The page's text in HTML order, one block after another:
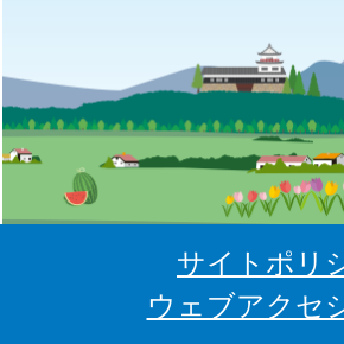
ゅ
う
ぜ
サイトポリ
ウェブアクセ